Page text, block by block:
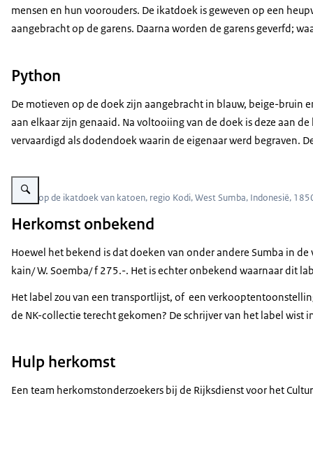
mensen en hun voorouders. De ikatdoek is geweven op een
aangebracht op de garens. Daarna worden de garens geverfd;
Python
De motieven op de doek zijn aangebracht in blauw, beige-bruin
aan elkaar zijn genaaid. Na voltooiing van de doek is deze aan
vervaardigd als dodendoek waarin de eigenaar werd begraven.
Vergroot afbeelding Detail van gewoven doek gemaakt van ikat techniek
Labels op de ikatdoek van katoen, regio Kodi, West Sumba, Indonesië,
Herkomst onbekend
Hoewel het bekend is dat doeken van onder andere Sumba in
kain/ W. Soemba/ f 275.-. Het is echter onbekend waarnaar dit
Het label zou van een transportlijst, of een
de NK-collectie terecht gekomen? De schrijver van het label
Hulp herkomst
Een team herkomstonderzoekers bij de Rijksdienst voor het